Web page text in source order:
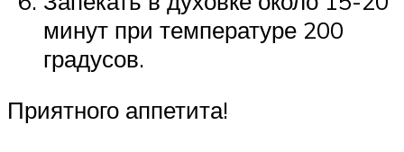
минут при температуре 200
градусов.
Приятного аппетита!